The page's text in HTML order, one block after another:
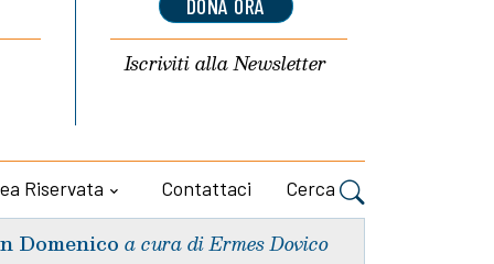
DONA ORA
Iscriviti allaNewsletter
Riservata Contattaci Cerca
Domenico a cura di Ermes Dovico